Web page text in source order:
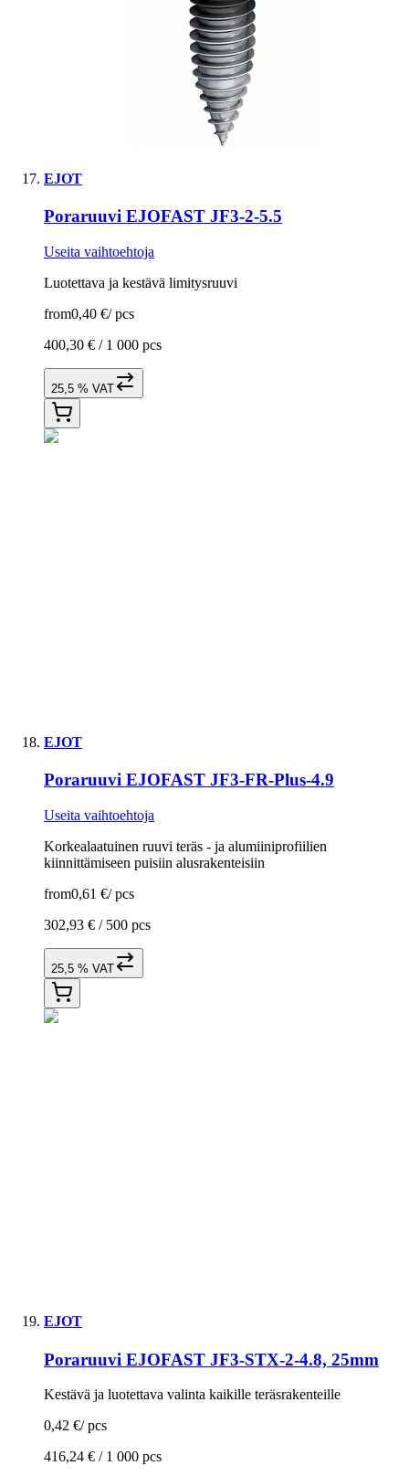
EJOT
Poraruuvi EJOFAST JF3-2-5.5
Useita vaihtoehtoja
Luotettava ja kestävä limitysruuvi
from0,40 €/ pcs
400,30 € / 1 000 pcs
25,5 % VAT
EJOT
Poraruuvi EJOFAST JF3-FR-Plus-4.9
Useita vaihtoehtoja
Korkealaatuinen ruuvi teräs - ja alumiiniprofiilien
kiinnittämiseen puisiin alusrakenteisiin
from0,61 €/ pcs
302,93 € / 500 pcs
25,5 % VAT
EJOT
Poraruuvi EJOFAST JF3-STX-2-4.8, 25mm
Kestävä ja luotettava valinta kaikille teräsrakenteille
0,42 €/ pcs
416,24 € / 1 000 pcs